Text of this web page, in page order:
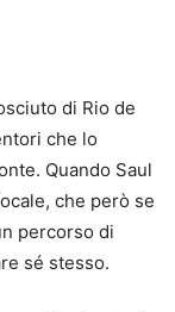
di Rio de
che lo
Quando Saul
che però se
percorso di
sé stesso.